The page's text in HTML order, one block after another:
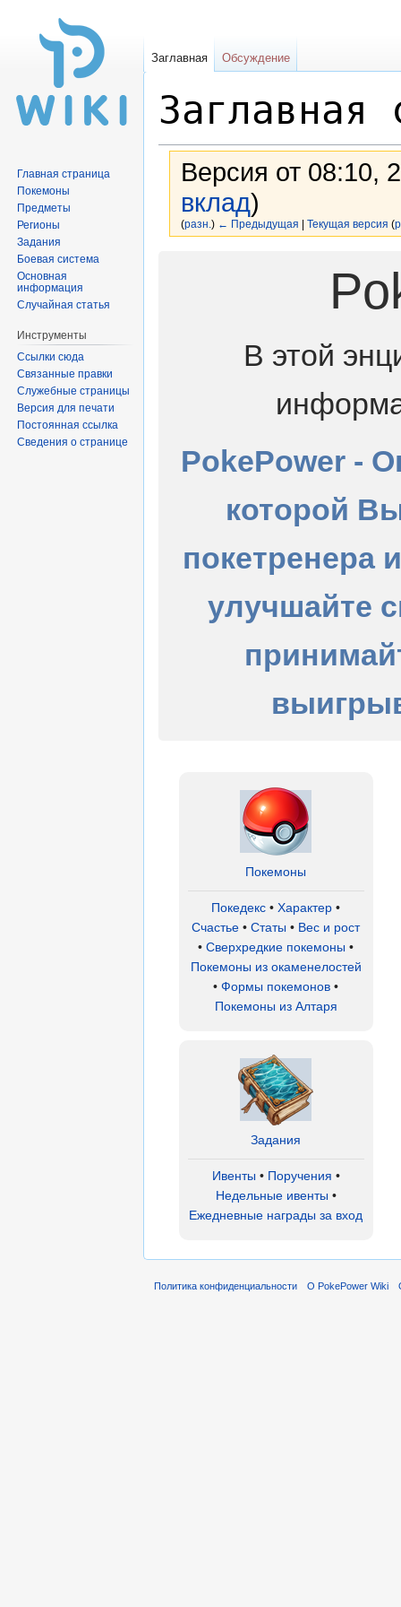
Заглавная
Версия от 08:10,
вклад)
(разн. ) ← Предыдущая | Текущая версия (
В этой
PokePower -
которой
покетренера
улучшайте
Покемоны
Покедекс •Характер •
Счастье •Статы • Вес и рост
•Сверхредкие покемоны •
Покемоны из окаменелостей
•Формы покемонов •
Покемоны из Алтаря
Задания
Ивенты • Поручения •
Недельные ивенты •
Ежедневные награды за вход
Заглавная Обсуждение
Главная страница
Покемоны
Предметы
Регионы
Задания
Боевая система
Основная
информация
Случайная статья
Инструменты
Ссылки сюда
Связанные правки
Служебные страницы
Версия для печати
Постоянная ссылка
Сведения о странице
Политика конфиденциальности О PokePower Wiki